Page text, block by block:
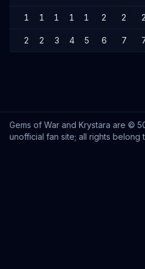
1 1 1 1 1 2 2 2
2 2 3 4 5 6 7
Gems of War and Krystara are ©
unofficial fan site; all rights